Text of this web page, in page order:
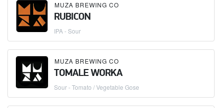
MUZA BREWING CO
RUBICON
IPA - Sour
MUZA BREWING CO
TOMALE WORKA
Sour - Tomato / Vegetable Gose